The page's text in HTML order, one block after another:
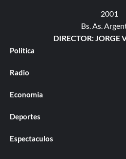
2001
Bs. As.
DIRECTOR: JORGE
Politica
Radio
Economia
Deportes
Espectaculos